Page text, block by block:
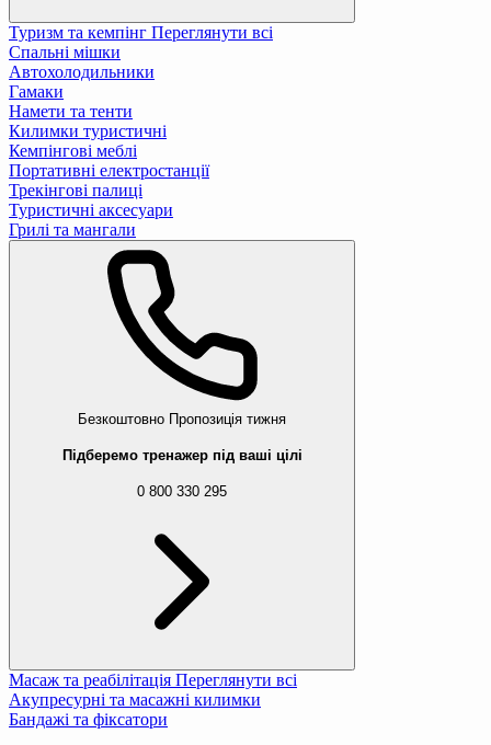
Туризм та кемпінг Переглянути всі
Спальні мішки
Автохолодильники
Гамаки
Намети та тенти
Килимки туристичні
Кемпінгові меблі
Портативні електростанції
Трекінгові палиці
Туристичні аксесуари
Грилі та мангали
Безкоштовно Пропозиція тижня
Підберемо тренажер під ваші цілі
0 800 330 295
Масаж та реабілітація Переглянути всі
Акупресурні та масажні килимки
Бандажі та фіксатори